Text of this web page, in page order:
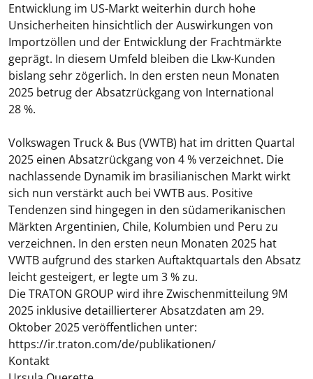
Entwicklung im US-Markt weiterhin durch hohe
Unsicherheiten hinsichtlich der Auswirkungen von
Importzöllen und der Entwicklung der Frachtmärkte
geprägt. In diesem Umfeld bleiben die Lkw-Kunden
bislang sehr zögerlich. In den ersten neun Monaten
2025 betrug der Absatzrückgang von International
28 %.
Volkswagen Truck & Bus (VWTB) hat im dritten Quartal
2025 einen Absatzrückgang von 4 % verzeichnet. Die
nachlassende Dynamik im brasilianischen Markt wirkt
sich nun verstärkt auch bei VWTB aus. Positive
Tendenzen sind hingegen in den südamerikanischen
Märkten Argentinien, Chile, Kolumbien und Peru zu
verzeichnen. In den ersten neun Monaten 2025 hat
VWTB aufgrund des starken Auftaktquartals den Absatz
leicht gesteigert, er legte um 3 % zu.
Die TRATON GROUP wird ihreZwischenmitteilung 9M
2025 inklusive detaillierterer Absatzdaten am 29.
Oktober 2025 veröffentlichen unter:
https://ir.traton.com/de/publikationen/
Kontakt